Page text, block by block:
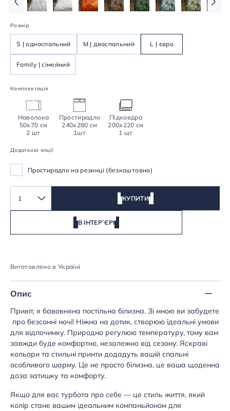
Розмір
S | односпальний M | двоспальний L | євро
Family | сімейний
Комплектація
Наволока
50х70 см
2 шт
Простирадло
240х280 см
1шт
Підковдра
200х220 см
1 шт
Додаткові опції
Простирадло на резинці (безкоштовно)
1 КУПИТИ
В ІНТЕРʼЄРІ
Виготовлено в Україні
Опис
Привіт, я бавовняна постільна білизна. Зі мною ви забудете
про безсонні ночі! Ніжна на дотик, створюю ідеальні умови
для відпочинку. Природно регулюю температуру, тому вам
завжди буде комфортно, незалежно від сезону. Яскраві
кольори та стильні принти додадуть вашій спальні
особливого шарму. Це не просто білизна, це ваша щоденна
доза затишку та комфорту.
Якщо для вас турбота про себе — це стиль життя, який
колір стане вашим ідеальним компаньйоном для